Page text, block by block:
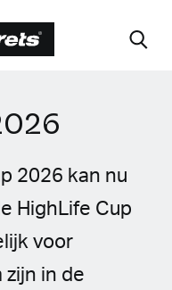
2026 kan nu
HighLife Cup
voor
zijn in de